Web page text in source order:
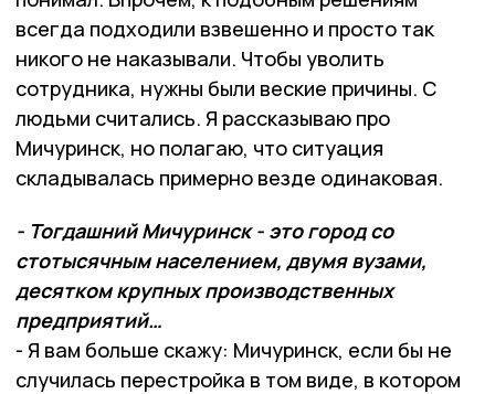
всегда подходили взвешенно и просто так
никого не наказывали. Чтобы уволить
сотрудника, нужны были веские причины. С
людьми считались. Я рассказываю про
Мичуринск, но полагаю, что ситуация
складывалась примерно везде одинаковая.
- Тогдашний Мичуринск - это город со
стотысячным населением, двумя вузами,
десятком крупных производственных
предприятий…
- Я вам больше скажу: Мичуринск, если бы не
случилась перестройка в том виде, в котором